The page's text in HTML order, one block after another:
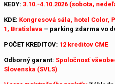
KEDY: 3.10.-4.10.2026 (sobota,
KDE: Kongresová sála, hotel Color,
1, Bratislava – parking zdarma vo
POČET KREDITOV: 12 kreditov CME
Odborný garant: Spoločnosť
Slovenska (SVLS)